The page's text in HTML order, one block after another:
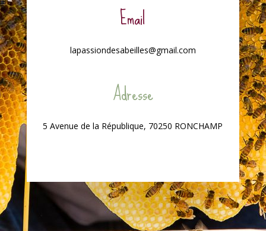
Email
lapassiondesabeilles@gmail.com
Adresse
5 Avenue de la République, 70250 RONCHAMP